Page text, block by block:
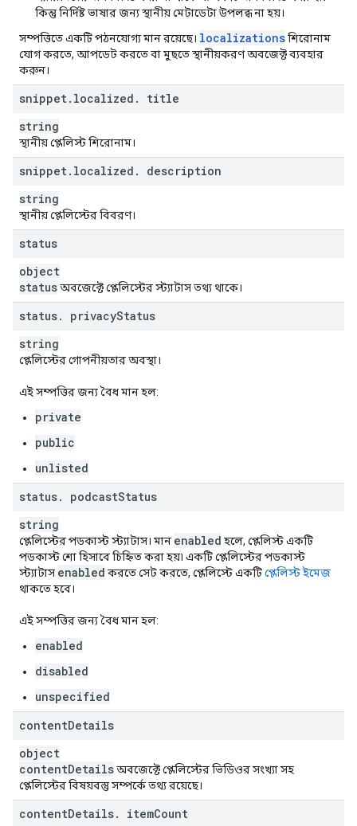
কিন্তু নির্দিষ্ট ভাষার জন্য স্থানীয় মেটাডেটা উপলব্ধ না হয়।
সম্পত্তিতে একটি পঠনযোগ্য মান রয়েছে। localizationsশিরোনাম
যোগ করতে, আপডেট করতে বা মুছতে স্থানীয়করণ অবজেক্ট ব্যবহার
করুন।
snippet. localized .
title
string
স্থানীয় প্লেলিস্ট শিরোনাম।
snippet. localized .
description
string
স্থানীয় প্লেলিস্টের বিবরণ।
status
object
statusঅবজেক্টে প্লেলিস্টের স্ট্যাটাস তথ্য থাকে।
status. privacyStatus
string
প্লেলিস্টের গোপনীয়তার অবস্থা।
এই সম্পত্তির জন্য বৈধ মান হল:
private
public
unlisted
status. podcastStatus
string
প্লেলিস্টের পডকাস্ট স্ট্যাটাস। মান enabled হলে, প্লেলিস্ট একটি
পডকাস্ট শো হিসাবে চিহ্নিত করা হয়৷ একটি প্লেলিস্টের পডকাস্ট
স্ট্যাটাস enabled করতে সেট করতে, প্লেলিস্টে একটিপ্লেলিস্ট ইমেজ
থাকতে হবে।
এই সম্পত্তির জন্য বৈধ মান হল:
enabled
disabled
unspecified
contentDetails
object
contentDetailsঅবজেক্টে প্লেলিস্টের ভিডিওর সংখ্যা সহ
প্লেলিস্টের বিষয়বস্তু সম্পর্কে তথ্য রয়েছে।
contentDetails. itemCount